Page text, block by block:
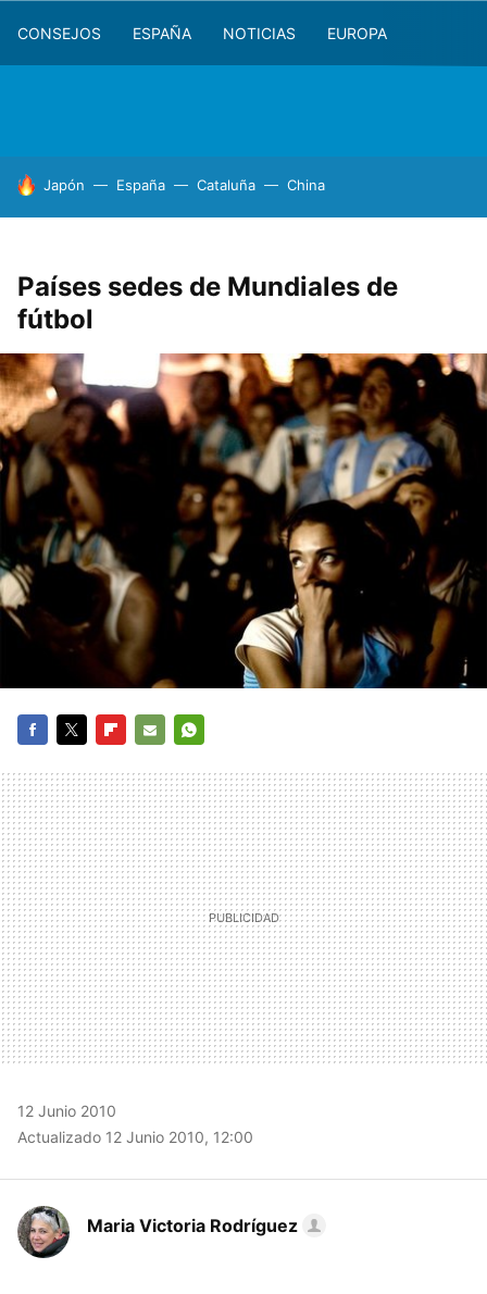
CONSEJOS ESPAÑA NOTICIAS EUROPA
HOY SE HABLA DE
Japón España Cataluña China
Países sedes de Mundiales de
fútbol
MAIL
12 Junio 2010
Actualizado 12 Junio 2010, 12:00
Maria Victoria Rodríguez